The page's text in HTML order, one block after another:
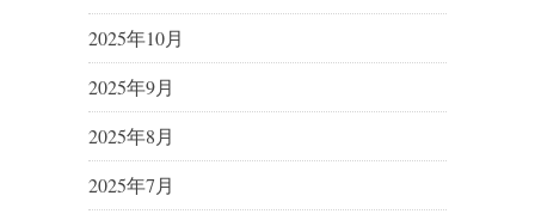
2025年10月
2025年9月
2025年8月
2025年7月